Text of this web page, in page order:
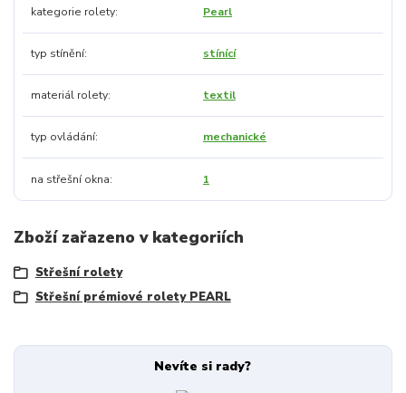
kategorie rolety Pearl
typ stínění stínící
materiál rolety textil
typ ovládání mechanické
na střešní okna 1
Zboží zařazeno v kategoriích
Střešní rolety
Střešní prémiové rolety PEARL
Nevíte si rady?